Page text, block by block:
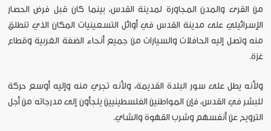
من القرى والمدن المجاورة لمدينة القدس، بينما كان قبل فرض الحصار
الإسرائيلي على مدينة القدس في أوائل التسعينيات المكان الذي تنطلق
منه وتصل إليه الحافلات والسيارات من جميع أنحاء الضفة الغربية وقطاع
غزة.
ولأنه يطل على سور البلدة القديمة، ولأنه تجري منه وإليه أوسع حركة
للبشر في القدس، فإن المواطنين الفلسطينيين يلجأون إلى مدرجاته من أجل
الترويح عن أنفسهم وشرب القهوة والشاي.